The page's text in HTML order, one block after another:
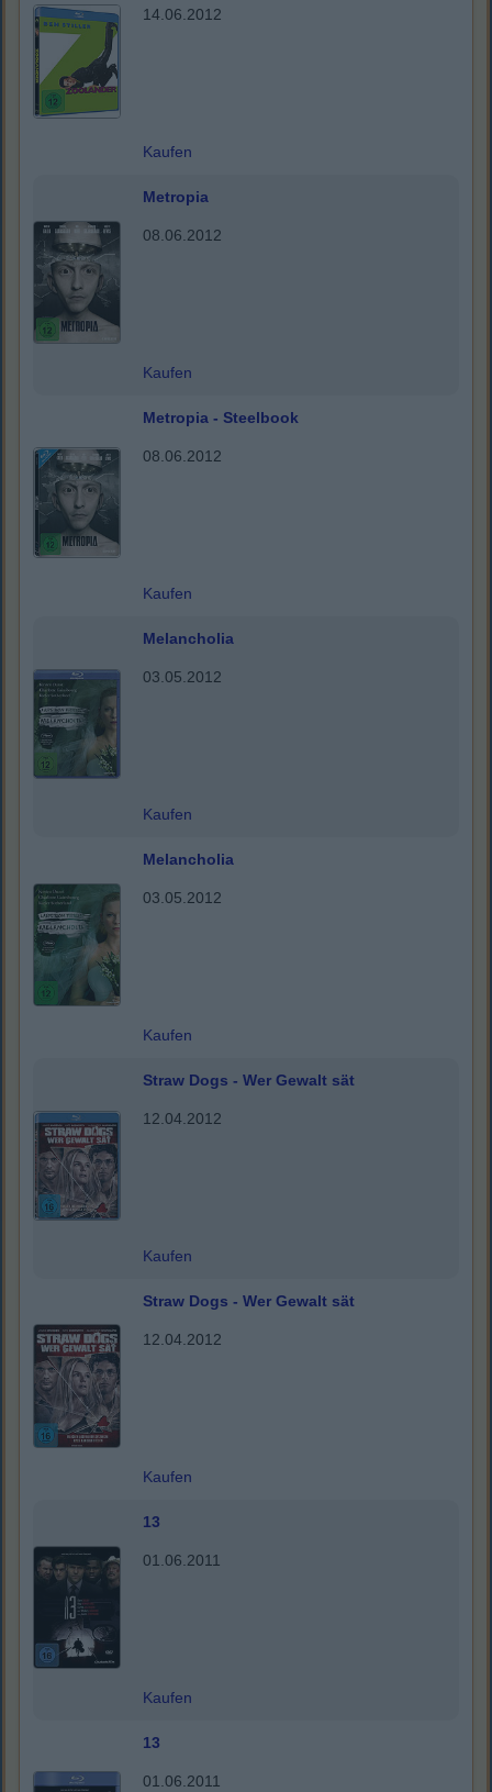
14.06.2012
Kaufen
Metropia
08.06.2012
Kaufen
Metropia - Steelbook
08.06.2012
Kaufen
Melancholia
03.05.2012
Kaufen
Melancholia
03.05.2012
Kaufen
Straw Dogs - Wer Gewalt sät
12.04.2012
Kaufen
Straw Dogs - Wer Gewalt sät
12.04.2012
Kaufen
13
01.06.2011
Kaufen
13
01.06.2011